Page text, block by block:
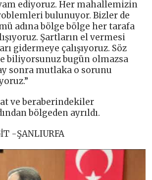
ediyoruz. Her mahallemizin
bulunuyor. Bizler de
adına bölge bölge her tarafa
Şartların el vermesi
gidermeye çalışıyoruz. Söz
biliyorsunuz bugün olmazsa
sonra mutlaka o sorunu
ve beraberindekiler
bölgeden ayrıldı.
-ŞANLIURFA